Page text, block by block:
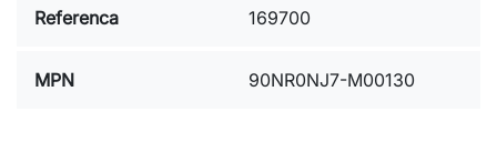
Referenca 169700
MPN 90NR0NJ7-M00130